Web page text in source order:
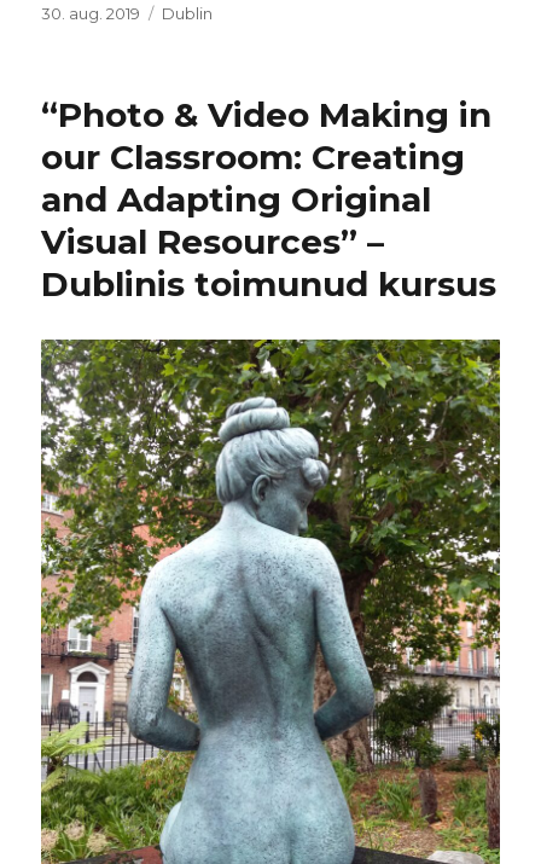
Postitatud
30. aug. 2019 Rubriigid
Dublin
“Photo & Video Making in
our Classroom: Creating
and Adapting Original
Visual Resources” –
Dublinis toimunud kursus